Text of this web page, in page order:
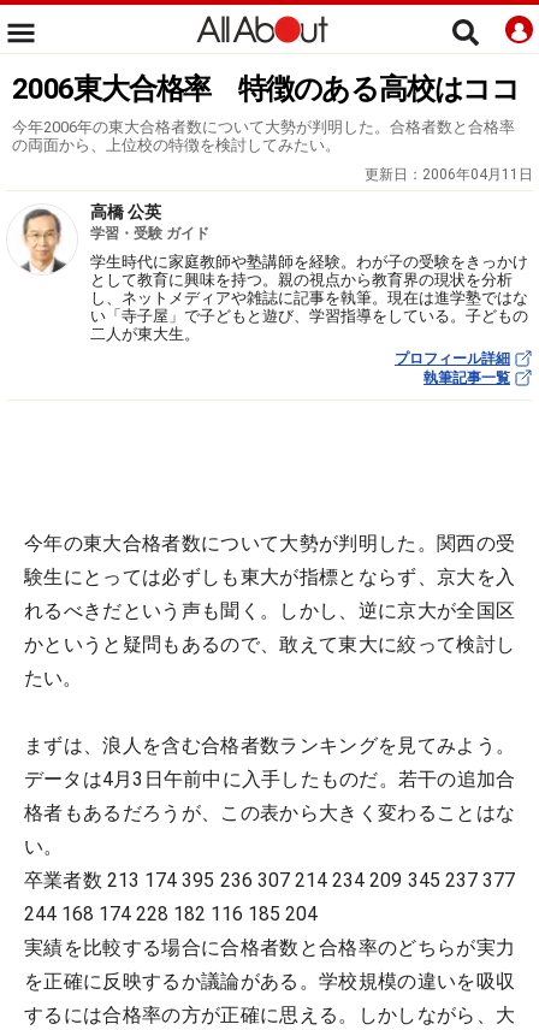
2006東大合格率 特徴のある高校はココ
今年2006年の東大合格者数について大勢が判明した。合格者数と合格率
の両面から、上位校の特徴を検討してみたい。
更新日： 2006年04月11日
高橋 公英
学習・受験 ガイド
学生時代に家庭教師や塾講師を経験。わが子の受験をきっかけ
として教育に興味を持つ。親の視点から教育界の現状を分析
し、ネットメディアや雑誌に記事を執筆。現在は進学塾ではな
い「寺子屋」で子どもと遊び、学習指導をしている。子どもの
二人が東大生。
プロフィール詳細
執筆記事一覧
今年の東大合格者数について大勢が判明した。関西の受
験生にとっては必ずしも東大が指標とならず、京大を入
れるべきだという声も聞く。しかし、逆に京大が全国区
かというと疑問もあるので、敢えて東大に絞って検討し
たい。
まずは、浪人を含む合格者数ランキングを見てみよう。
データは4月3日午前中に入手したものだ。若干の追加合
格者もあるだろうが、この表から大きく変わることはな
い。
卒業者数 213 174 395 236 307 214 234 209 345 237 377
244 168 174 228 182 116 185 204
実績を比較する場合に合格者数と合格率のどちらが実力
を正確に反映するか議論がある。学校規模の違いを吸収
するには合格率の方が正確に思える。しかしながら、大